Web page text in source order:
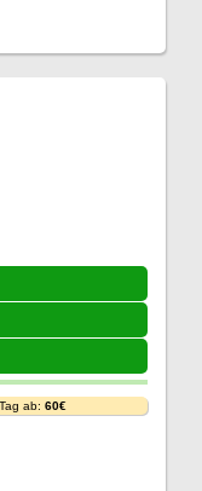
ab: 60€